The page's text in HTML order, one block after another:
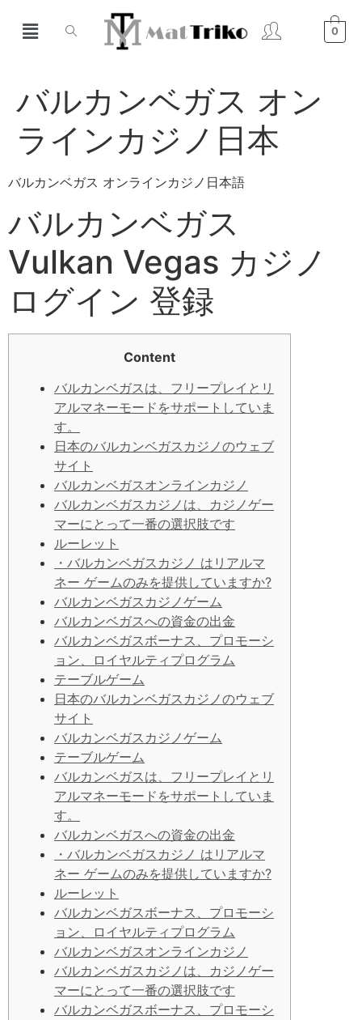
0
バルカンベガス オン
ラインカジノ日本
バルカンベガス オンラインカジノ日本語
バルカンベガス
Vulkan Vegas カジノ
ログイン 登録
Content
バルカンベガスは、フリープレイとリ
アルマネーモードをサポートしていま
す。
日本のバルカンベガスカジノのウェブ
サイト
バルカンベガスオンラインカジノ
バルカンベガスカジノは、カジノゲー
マーにとって一番の選択肢です
ルーレット
・バルカンベガスカジノ はリアルマ
ネー ゲームのみを提供していますか?
バルカンベガスカジノゲーム
バルカンベガスへの資金の出金
バルカンベガスボ​​ーナス、プロモーシ
ョン、ロイヤルティプログラム
テーブルゲーム
日本のバルカンベガスカジノのウェブ
サイト
バルカンベガスカジノゲーム
テーブルゲーム
バルカンベガスは、フリープレイとリ
アルマネーモードをサポートしていま
す。
バルカンベガスへの資金の出金
・バルカンベガスカジノ はリアルマ
ネー ゲームのみを提供していますか?
ルーレット
バルカンベガスボ​​ーナス、プロモーシ
ョン、ロイヤルティプログラム
バルカンベガスオンラインカジノ
バルカンベガスカジノは、カジノゲー
マーにとって一番の選択肢です
バルカンベガスボ​​ーナス、プロモーシ